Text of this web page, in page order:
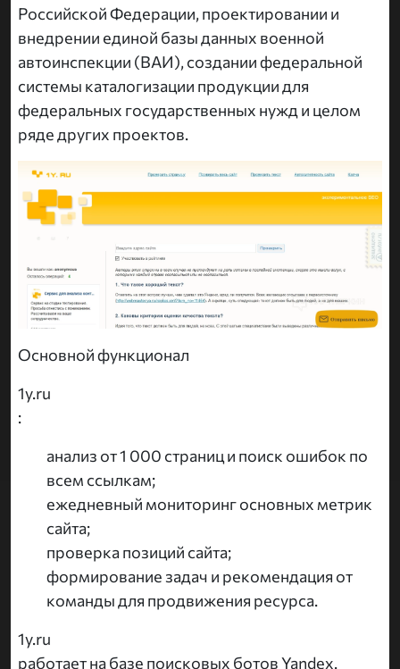
Российской Федерации, проектировании и
внедрении единой базы данных военной
автоинспекции (ВАИ), создании федеральной
системы каталогизации продукции для
федеральных государственных нужд и целом
ряде других проектов.
Основной функционал
1y.ru
:
анализ от 1 000 страниц и поиск ошибок по
всем ссылкам;
ежедневный мониторинг основных метрик
сайта;
проверка позиций сайта;
формирование задач и рекомендация от
команды для продвижения ресурса.
1y.ru
работает на базе поисковых ботов Yandex.